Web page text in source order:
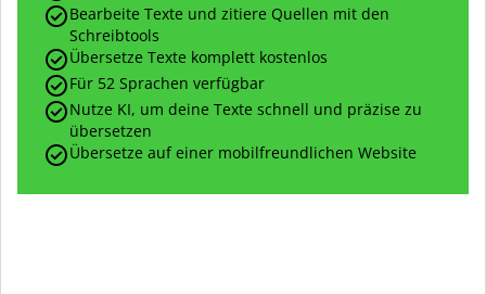
Bearbeite Texte und zitiere Quellen mit den
Schreibtools
Übersetze Texte komplett kostenlos
Für 52 Sprachen verfügbar
Nutze KI, um deine Texte schnell und präzise zu
übersetzen
Übersetze auf einer mobilfreundlichen Website